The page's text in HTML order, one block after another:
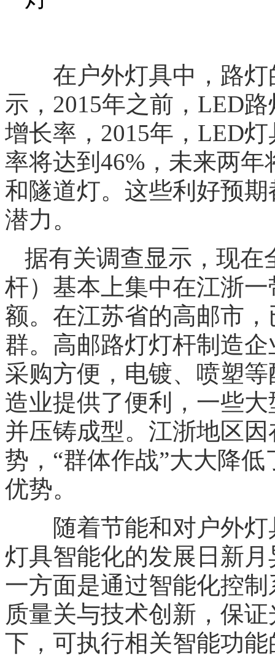
在户外灯具中，路灯
示，2015年之前，LED
增长率，2015年，LED
率将达到46%，未来两
和隧道灯。这些利好预
潜力。
据有关调查显示，现在
杆）基本上集中在江浙
额。在江苏省的高邮市
群。高邮路灯灯杆制造
采购方便，电镀、喷塑
造业提供了便利，一些
并压铸成型。江浙地区
势，“群体作战”大大降
优势。
随着节能和对户外灯
灯具智能化的发展日新
一方面是通过智能化控
质量关与技术创新，保
下，可执行相关智能功